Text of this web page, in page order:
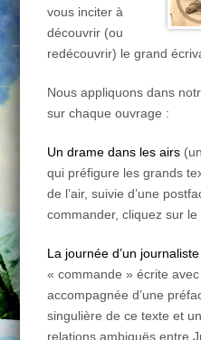
vous inciter à
découvrir (ou
redécouvrir) le grand
Nous appliquons dans
sur chaque ouvrage :
Un drame dans les airs
qui préfigure les grands
de l’air, suivie d’une
commander, cliquez sur le
La journée d’un
« commande » écrite avec
accompagnée d’une
singulière de ce texte et
relations ambiguës entre